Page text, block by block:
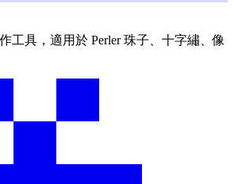
工具，適用於 Perler 珠子、十字繡、像